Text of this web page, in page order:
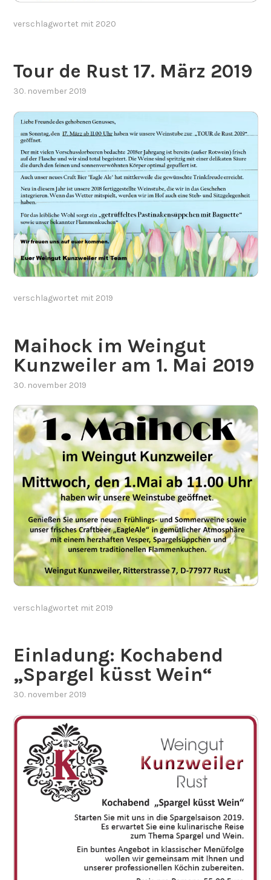
verschlagwortet mit 2020
Tour de Rust 17. März 2019
30. november 2019
verschlagwortet mit 2019
Maihock im Weingut
Kunzweiler am 1. Mai 2019
30. november 2019
verschlagwortet mit 2019
Einladung: Kochabend
„Spargel küsst Wein“
30. november 2019